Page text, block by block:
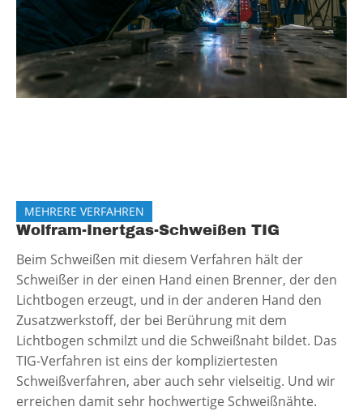
MEHRERE VERFAHREN
Wolfram-Inertgas-Schweißen TIG
Beim Schweißen mit diesem Verfahren hält der
Schweißer in der einen Hand einen Brenner, der den
Lichtbogen erzeugt, und in der anderen Hand den
Zusatzwerkstoff, der bei Berührung mit dem
Lichtbogen schmilzt und die Schweißnaht bildet. Das
TIG-Verfahren ist eins der kompliziertesten
Schweißverfahren, aber auch sehr vielseitig. Und wir
erreichen damit sehr hochwertige Schweißnähte.